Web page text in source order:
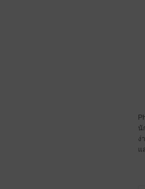
นั
ง่
แ